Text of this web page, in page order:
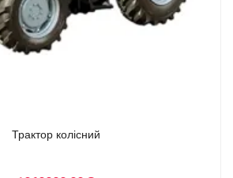
Трактор колісний